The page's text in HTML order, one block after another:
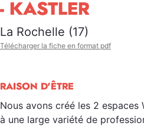
- KASTLER
La Rochelle (17)
Télécharger la fiche en format pdf
RAISON D'ÊTRE
Nous avons créé les 2
à une large variété de